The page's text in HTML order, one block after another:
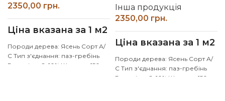
грн.
Ціна вказана за 1 м2
Породи дерева: Ясень Сорт А/
С Тип з'єднання: паз-гребінь
Вологість: 8-10% Ширина: 150
Інша продукція
грн.
Ціна вказана за 1 м2
Породи дерева: Ясень Сорт А/
С Тип з'єднання: паз-гребінь
Вологість: 8-10% Ширина: 150